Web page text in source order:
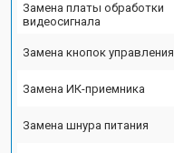
Замена платы обработки
видеосигнала
Замена кнопок управления
Замена ИК-приемника
Замена шнура питания